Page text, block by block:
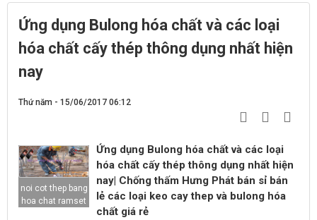
Ứng dụng Bulong hóa chất và các loại
hóa chất cấy thép thông dụng nhất hiện
nay
Thứ năm - 15/06/2017 06:12
noi cot thep bang
hoa chat ramset
Ứng dụng Bulong hóa chất và các loại
hóa chất cấy thép thông dụng nhất hiện
nay| Chống thấm Hưng Phát bán sỉ bán
lẻ các loại keo cay thep và bulong hóa
chất giá rẻ